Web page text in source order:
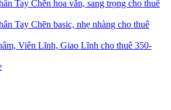
Tay Chẽn hoa văn, sang trọng cho thuê
Tay Chẽn basic, nhẹ nhàng cho thuê
Viên Lĩnh, Giao Lĩnh cho thuê 350-